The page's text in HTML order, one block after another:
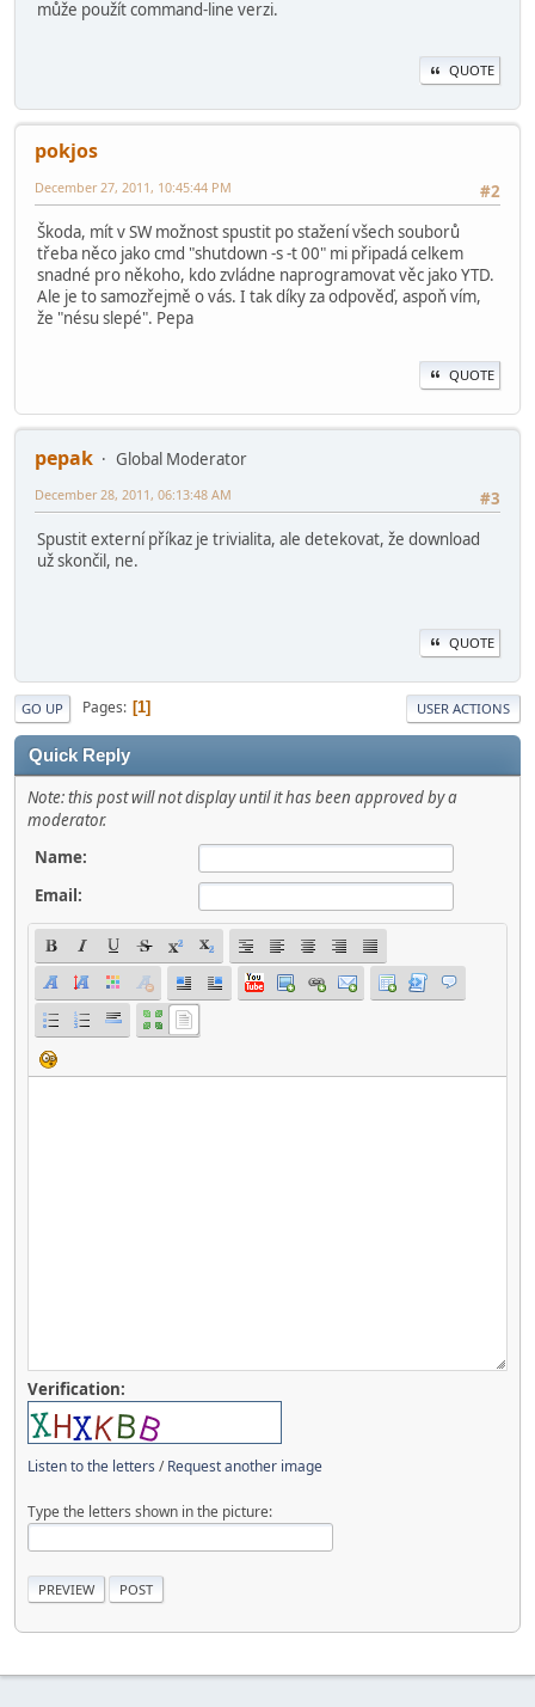
může použít command-line verzi.
QUOTE
pokjos
#2
December 27, 2011, 10:45:44 PM
Škoda, mít v SW možnost spustit po stažení všech souborů
třeba něco jako cmd "shutdown -s -t 00" mi připadá celkem
snadné pro někoho, kdo zvládne naprogramovat věc jako YTD.
Ale je to samozřejmě o vás. I tak díky za odpověď, aspoň vím,
že "nésu slepé". Pepa
QUOTE
pepak
Global Moderator
#3
December 28, 2011, 06:13:48 AM
Spustit externí příkaz je trivialita, ale detekovat, že download
už skončil, ne.
QUOTE
GO UP Pages 1 USER ACTIONS
Quick Reply
Note: this post will not display until it has been approved by a
moderator.
Name:
Email:
Verification:
Listen to the letters /Request another image
Type the letters shown in the picture: